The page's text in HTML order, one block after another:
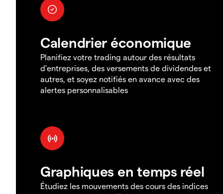
Calendrier économique
Planifiez votre trading autour des résultats
d'entreprises, des versements de dividendes et
autres, et soyez notifiés en avance avec des
alertes personnalisables
Graphiques en temps réel
Étudiez les mouvements des cours des indices